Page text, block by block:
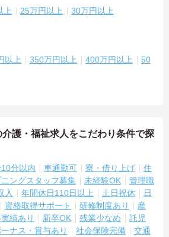
上 25万円以上 30万円以上
以上 350万円以上 400万円以上
50
護・福祉求人をこだわり条件で探
分以内 車通勤可 寮・借り上げ
住
ングスタッフ募集 未経験OK
管理職
入 年間休日110日以上 土日祝休
日
資格取得サポート 研修制度あり
産
績あり
新卒OK 残業少なめ
託児
ーナス・賞与あり 社会保険完備
交通